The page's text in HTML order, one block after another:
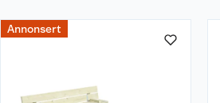
Annonsert